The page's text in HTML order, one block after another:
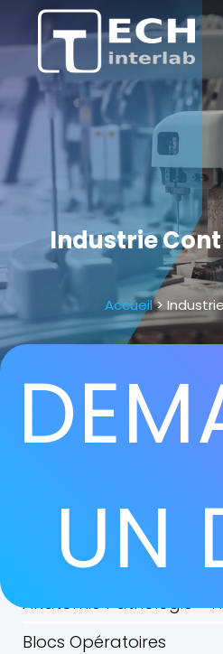
Industrie
Accueil>
UN
Anatomie Pathologie -
Blocs Opératoires